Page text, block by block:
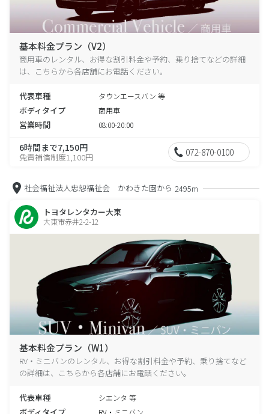
基本料金プラン（V2）
商用車のレンタル、お得な割引料金や予約、乗り捨てなどの詳細
は、こちらから各店舗にお電話ください。
代表車種 タウンエースバン 等
ボディタイプ 商用車
営業時間 08:00-20:00
6時間まで7,150円
免責補償制度1,100円 072-870-0100
社会福祉法人忠恕福祉会 かわきた園から 2495m
トヨタレンタカー大東
大東市赤井2-2-12
基本料金プラン（W1）
RV・ミニバンのレンタル、お得な割引料金や予約、乗り捨てなど
の詳細は、こちらから各店舗にお電話ください。
代表車種 シエンタ 等
RV・ミニバン